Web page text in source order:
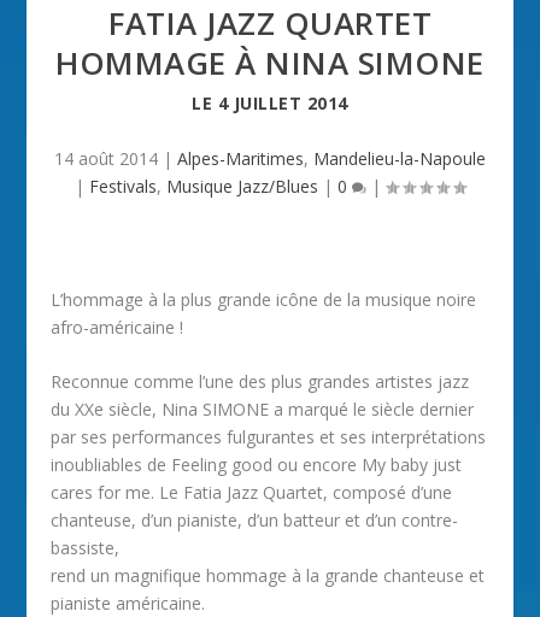
FATIA JAZZ QUARTET
HOMMAGE À NINA SIMONE
LE 4 JUILLET 2014
14 août 2014 | Alpes-Maritimes, Mandelieu-la-Napoule
| Festivals, Musique Jazz/Blues | 0 |
L’hommage à la plus grande icône de la musique noire
afro-américaine !
Reconnue comme l’une des plus grandes artistes jazz
du XXe siècle, Nina SIMONE a marqué le siècle dernier
par ses performances fulgurantes et ses interprétations
inoubliables de Feeling good ou encore My baby just
cares for me. Le Fatia Jazz Quartet, composé d’une
chanteuse, d’un pianiste, d’un batteur et d’un contre-
bassiste,
rend un magnifique hommage à la grande chanteuse et
pianiste américaine.